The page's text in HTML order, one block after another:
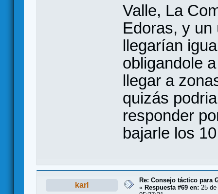
Valle, La
Edoras, y un
llegarían
obligandole
llegar a
quizás
responder
bajarle los
karl
Re: Consejo táctico para
« Respuesta #69 en: 25